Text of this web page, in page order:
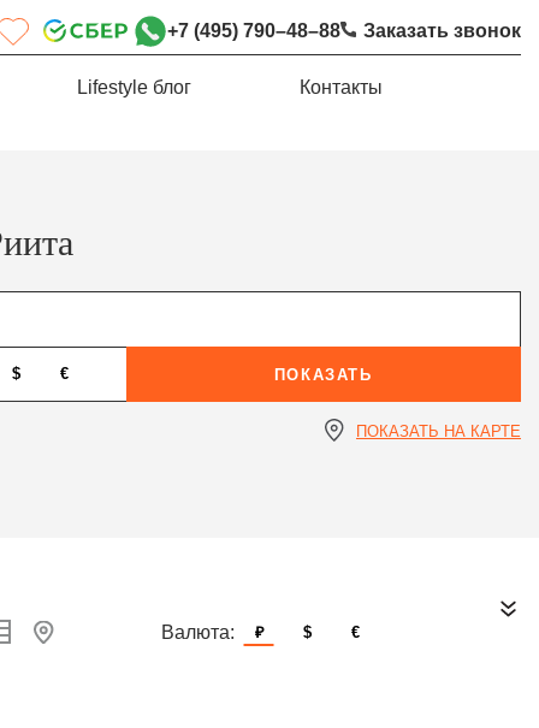
+7 (495) 790–48–88 Заказать звонок
Lifestyle блог Контакты
$ € ПОКАЗАТЬ
ПОКАЗАТЬ НА КАРТЕ
Валюта: ₽ $ €